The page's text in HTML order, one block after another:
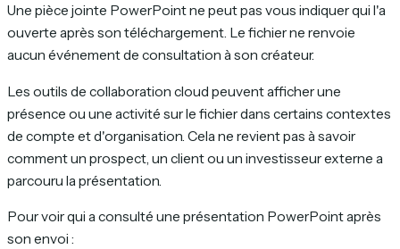
Une pièce jointe PowerPoint ne peut pas vous indiquer qui l'a
ouverte après son téléchargement. Le fichier ne renvoie
aucun événement de consultation à son créateur.
Les outils de collaboration cloud peuvent afficher une
présence ou une activité sur le fichier dans certains contextes
de compte et d'organisation. Cela ne revient pas à savoir
comment un prospect, un client ou un investisseur externe a
parcouru la présentation.
Pour voir qui a consulté une présentation PowerPoint après
son envoi :